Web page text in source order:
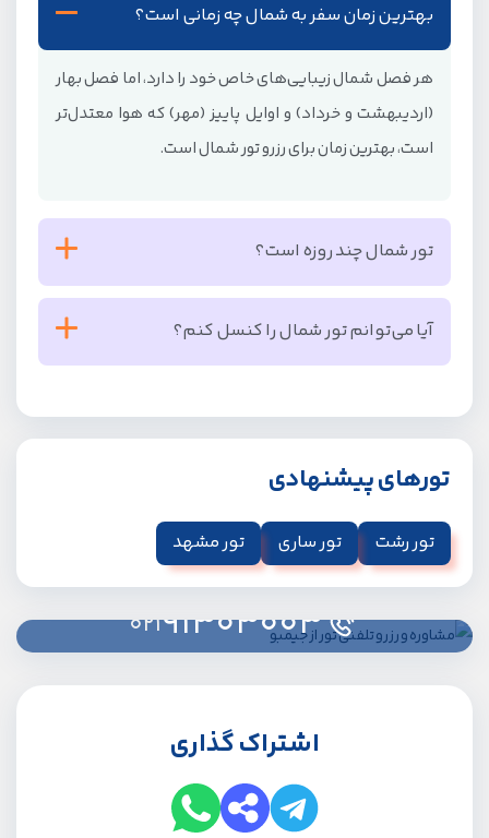
بهترین زمان سفر به شمال چه زمانی است؟
هر فصل شمال زیبایی‌های خاص خود را دارد، اما فصل بهار
(اردیبهشت و خرداد) و اوایل پاییز (مهر) که هوا معتدل‌تر
است، بهترین زمان برای رزرو تور شمال است.
تور شمال چند روزه است؟
مدت زمان تور شمال بر اساس نیاز و بودجه مسافران تعیین
می‌شود.
آیا می‌توانم تور شمال را کنسل کنم؟
قوانین آژانس ممکن است شامل جریمه شود. برای کنسلی و
استرداد وجه، می‌توانید با تیم پشتیبانی تماس بگیرید.
تورهای پیشنهادی
تور رشت تور ساری تور مشهد
91303003
021
اشتراک گذاری